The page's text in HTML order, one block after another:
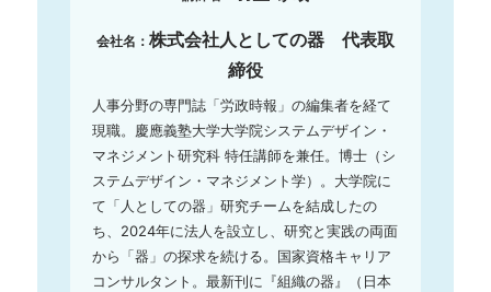
会社名： 株式会社人としての器 代表取
締役
人事分野の専門誌「労政時報」の編集者を経て
現職。慶應義塾大学大学院システムデザイン・
マネジメント研究科 特任講師を兼任。博士（シ
ステムデザイン・マネジメント学）。大学院に
て「人としての器」研究チームを結成したの
ち、2024年に法人を設立し、研究と実践の両面
から「器」の探求を続ける。国家資格キャリア
コンサルタント。最新刊に『組織の器』（日本